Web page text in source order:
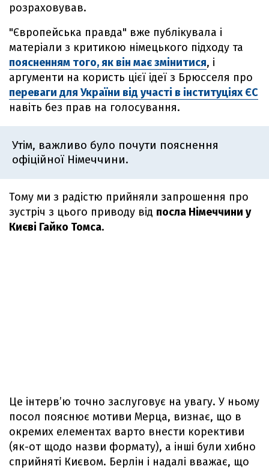
розраховував.
"Європейська правда" вже публікувала і
матеріали з критикою німецького підходу та
поясненням того, як він має змінитися, і
аргументи на користь цієї ідеї з Брюсселя про
переваги для України від участі в інституціях ЄС
навіть без прав на голосування.
Утім, важливо було почути пояснення
офіційної Німеччини.
Тому ми з радістю прийняли запрошення про
зустріч з цього приводу від посла Німеччини у
Києві Гайко Томса.
Це інтерв’ю точно заслуговує на увагу. У ньому
посол пояснює мотиви Мерца, визнає, що в
окремих елементах варто внести корективи
(як-от щодо назви формату), а інші були хибно
сприйняті Києвом. Берлін і надалі вважає, що